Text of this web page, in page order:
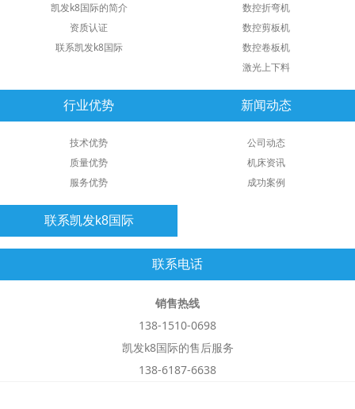
凯发k8国际的简介
资质认证
联系凯发k8国际
数控折弯机
数控剪板机
数控卷板机
激光上下料
行业优势
技术优势
质量优势
服务优势
新闻动态
公司动态
机床资讯
成功案例
联系凯发k8国际
联系电话
销售热线
138-1510-0698
凯发k8国际的售后服务
138-6187-6638